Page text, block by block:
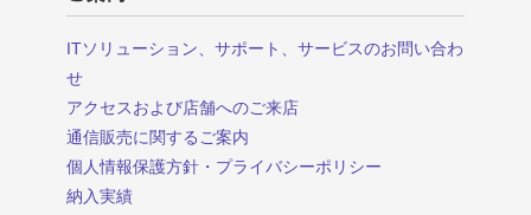
ITソリューション、サポート、サービスのお問い合わ
せ
アクセスおよび店舗へのご来店
通信販売に関するご案内
個人情報保護方針・プライバシーポリシー
納入実績